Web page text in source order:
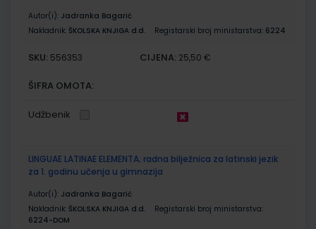
Autor(i): Jadranka Bagarić
Nakladnik: ŠKOLSKA KNJIGA d.d. Registarski broj ministarstva: 6224
SKU: 556353 CIJENA: 25,50 €
ŠIFRA OMOTA:
Udžbenik
LINGUAE LATINAE ELEMENTA; radna bilježnica za latinski jezik
za 1. godinu učenja u gimnazija
Autor(i): Jadranka Bagarić
Nakladnik: ŠKOLSKA KNJIGA d.d.
Registarski broj ministarstva:
6224-DOM